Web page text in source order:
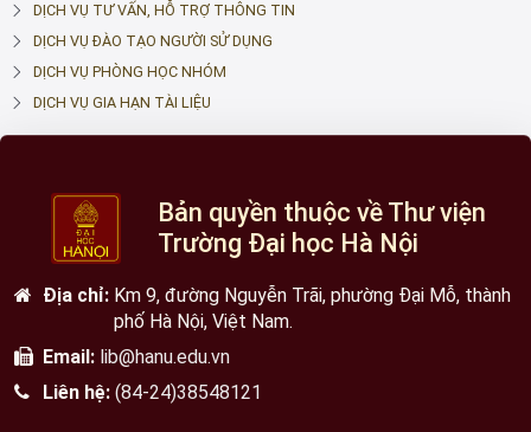
DỊCH VỤ TƯ VẤN, HỖ TRỢ THÔNG TIN
DỊCH VỤ ĐÀO TẠO NGƯỜI SỬ DỤNG
DỊCH VỤ PHÒNG HỌC NHÓM
DỊCH VỤ GIA HẠN TÀI LIỆU
Bản quyền thuộc về Thư viện
Trường Đại học Hà Nội
Địa chỉ: Km 9, đường Nguyễn Trãi, phường Đại Mỗ, thành
phố Hà Nội, Việt Nam.
Email: lib@hanu.edu.vn
Liên hệ: (84-24)38548121